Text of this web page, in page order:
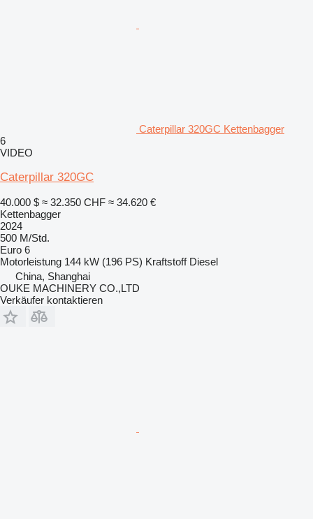
Caterpillar 320GC Kettenbagger
6
VIDEO
Caterpillar 320GC
40.000 $ ≈ 32.350 CHF ≈ 34.620 €
Kettenbagger
2024
500 M/Std.
Euro 6
Motorleistung 144 kW (196 PS) Kraftstoff Diesel
China, Shanghai
OUKE MACHINERY CO.,LTD
Verkäufer kontaktieren